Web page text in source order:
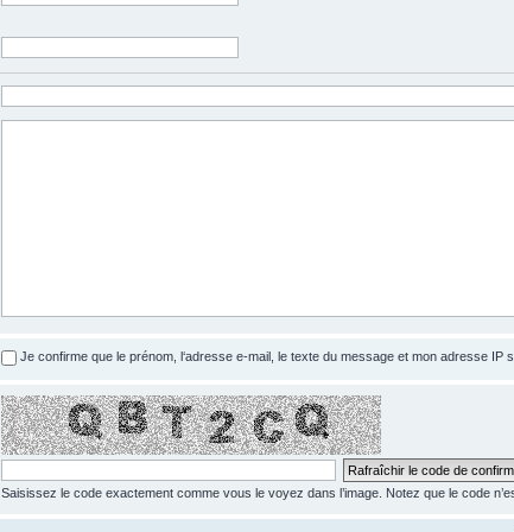
Je confirme que le prénom, l‘adresse e-mail, le texte du message et mon adresse
Saisissez le code exactement comme vous le voyez dans l’image. Notez que le code